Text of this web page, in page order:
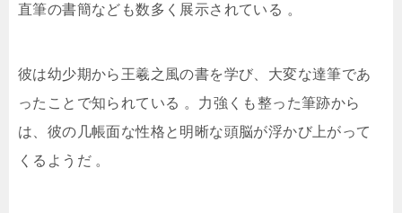
直筆の書簡なども数多く展示されている 。
彼は幼少期から王羲之風の書を学び、大変な達筆であ
ったことで知られている 。力強くも整った筆跡から
は、彼の几帳面な性格と明晰な頭脳が浮かび上がって
くるようだ 。